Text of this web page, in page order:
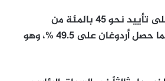
وحصل كيليجدار أوغلو، مرشح تحالف المعارضة المؤلف من 6 أحزاب، على تأييد نحو 45 بالمئة من
الناخبين في الجولة الأولى من انتخابات رئاسة تركيا، يوم الأحد، بينما حصل أردوغان على 49.5 %، وهو